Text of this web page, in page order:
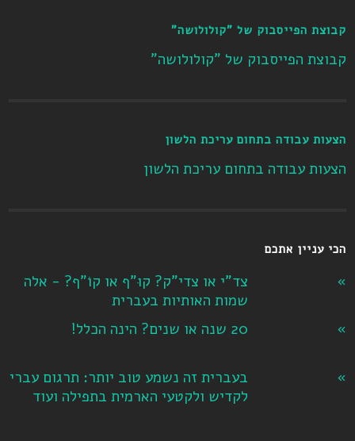
קבוצת הפייסבוק של "קולולושה"
קבוצת הפייסבוק של "קולולושה"
הצעות עבודה בתחום עריכת הלשון
הצעות עבודה בתחום עריכת הלשון
הכי עניין אתכם
צד"י או צדי"ק? קוּ"ף או קוֹ"ף? - אלה
שמות האותיות בעברית
20 שנה או שנים? הינה הכלל!
בעברית זה נשמע טוב יותר: תרגום עברי
לקדיש ולקטעי הארמית בתפילה ועוד